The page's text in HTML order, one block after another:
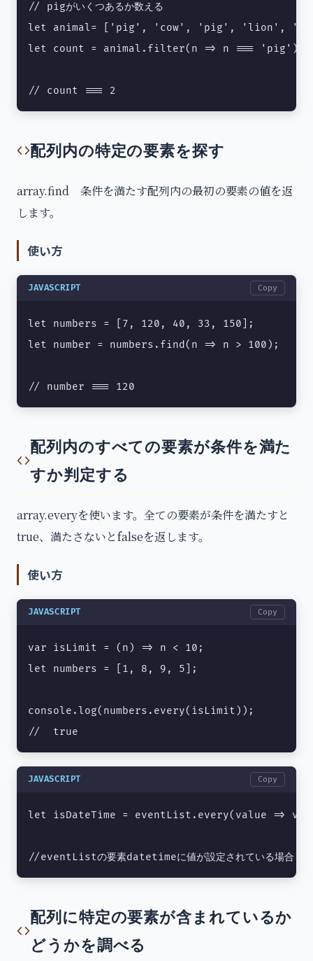
// pigがいくつあるか数える
let animal= ['pig', 'cow', 'pig', 'lion',
let count = animal.filter(n => n ===
// count === 2
配列内の特定の要素を探す
array.find 条件を満たす配列内の最初の要素の値を返
します。
使い方
JAVASCRIPT Copy
let numbers = [7, 120, 40, 33, 150];
let number = numbers.find(n => n > 100);
// number === 120
配列内のすべての要素が条件を満た
すか判定する
array.everyを使います。全ての要素が条件を満たすと
true、満たさないとfalseを返します。
使い方
JAVASCRIPT Copy
var isLimit = (n) => n < 10;
let numbers = [1, 8, 9, 5];
console.log(numbers.every(isLimit));
//  true
JAVASCRIPT Copy
let isDateTime = eventList.every(value =>
//eventListの要素datetimeに値が設定されている場合　
配列に特定の要素が含まれているか
どうかを調べる